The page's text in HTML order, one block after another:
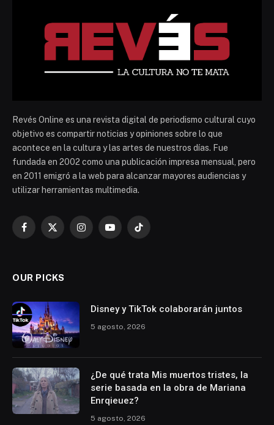
Revés Online es una revista digital de periodismo cultural cuyo
objetivo es compartir noticias y opiniones sobre lo que
acontece en la cultura y las artes de nuestros días. Fue
fundada en 2002 como una publicación impresa mensual, pero
en 2011 emigró a la web para alcanzar mayores audiencias y
utilizar herramientas multimedia.
Facebook
X
InstagramYouTubeTikTok
OUR PICKS
Disney y TikTok colaborarán juntos
5 agosto, 2026
¿De qué trata Mis muertos tristes, la
serie basada en la obra de Mariana
Enrqieuez?
5 agosto, 2026